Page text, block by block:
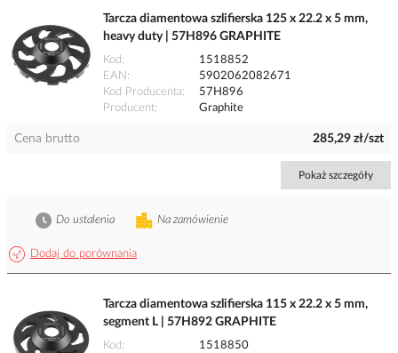
Tarcza diamentowa szlifierska 125 x 22.2 x 5 mm,
heavy duty | 57H896 GRAPHITE
Kod
1518852
EAN
5902062082671
Kod Producenta
57H896
Producent
Graphite
Cena brutto 285,29 zł/szt
Pokaż szczegóły
Dodaj do porównania
Na zamówienie
Do ustalenia
Tarcza diamentowa szlifierska 115 x 22.2 x 5 mm,
segment L | 57H892 GRAPHITE
Kod
1518850